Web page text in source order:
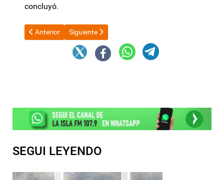
concluyó.
Artículo anterior: Lucia Corpacci criticó al gobierno de Milei
Anterior Artículo siguiente: Día Mundial de la Libertad de
Siguiente
SEGUI LEYENDO